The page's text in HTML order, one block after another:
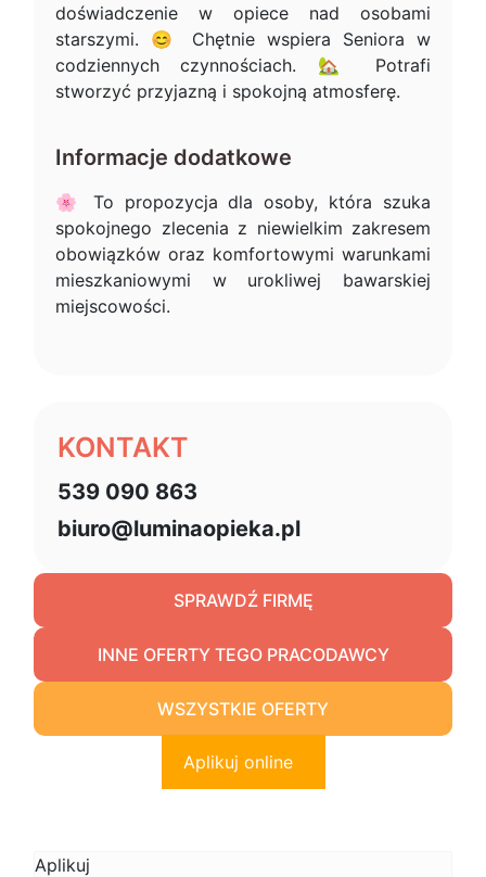
doświadczenie w opiece nad osobami
starszymi. 😊 Chętnie wspiera Seniora w
codziennych czynnościach. 🏡 Potrafi
stworzyć przyjazną i spokojną atmosferę.
Informacje dodatkowe
🌸 To propozycja dla osoby, która szuka
spokojnego zlecenia z niewielkim zakresem
obowiązków oraz komfortowymi warunkami
mieszkaniowymi w urokliwej bawarskiej
miejscowości.
KONTAKT
539 090 863
biuro@luminaopieka.pl
SPRAWDŹ FIRMĘ
INNE OFERTY TEGO PRACODAWCY
WSZYSTKIE OFERTY
Aplikuj online
Aplikuj